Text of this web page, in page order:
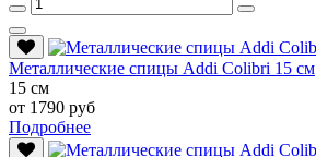
Металлические спицы Addi Colibri 15 см
15 см
от 1790 руб
Подробнее